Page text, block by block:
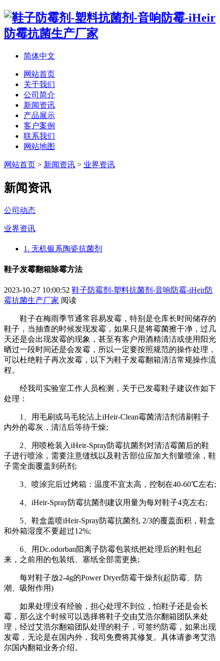
简体中文
网站首页
关于我们
公司简介
新闻资讯
产品展示
客户案例
联系我们
网站地图
网站首页 > 新闻资讯 > 业界资讯
新闻资讯
公司动态
业界资讯
1. 无机银系陶瓷抗菌剂
鞋子发霉翻箱除霉方法
2023-10-27 10:00:52 鞋子防霉剂-塑料抗菌剂-音响防霉-iHeir防
霉抗菌生产厂家 阅读
鞋子在梅雨季节通常容易发霉，特别是仓库长时间储存的
鞋子，当抽查的时候发现发霉，如果只是将霉菌擦干净，过几
天还是会出现发霉的现象，甚至有客户用酒精清洁或使用阳光
晒过一段时间还是会发霉，所以一定要按照规范的操作处理，
可以杜绝鞋子再次发霉，以下为鞋子发霉翻箱清洁常规操作流
程。
经我司实验室工作人员检测，关于已发霉鞋子建议作如下
处理：
1、用毛刷或马毛轮沾上iHeir-Clean霉菌清洁剂清刷鞋子
内外的霉灰，清洁后等待干燥;
2、用喷枪装入iHeir-Spray防霉抗菌剂对清洁霉菌后的鞋
子进行喷涂，需要注意缝线以及鞋舌部位应加大剂量喷涂，鞋
子需全面覆盖到药剂;
3、喷涂完后过烤箱：温度不宜太高，控制在40-60℃左右;
4、iHeir-Spray防霉抗菌剂建议用量为每对鞋子4克左右;
5、鞋盒盖喷iHeir-Spray防霉抗菌剂, 2/3的覆盖面积，鞋盒
和外箱湿度不要超过12%;
6、用Dc.odorban阳离子防霉包装纸把处理后的鞋包起
来，之前用的包装纸、塞纸全部需更换;
每对鞋子放2-4g的Power Dryer防霉干燥剂(起防霉、防
潮、吸附作用)
如果处理没有经验，担心处理不到位，怕鞋子还是会长
霉，那么这个时候可以选择将鞋子交由艾浩尔翻箱团队来处
理，经过艾浩尔翻箱团队处理的鞋子，可签约防霉，如果出现
发霉，无论是在国内外，我司免费将其修复。具体请参考艾浩
尔国内翻箱业务介绍。